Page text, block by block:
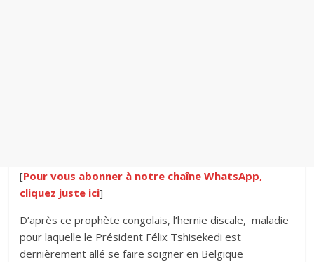
[Pour vous abonner à notre chaîne WhatsApp,
cliquez juste ici]
D’après ce prophète congolais, l’hernie discale, maladie
pour laquelle le Président Félix Tshisekedi est
dernièrement allé se faire soigner en Belgique